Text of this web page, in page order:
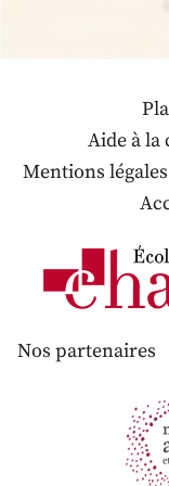
Aide à la
Mentions légales
Nos partenaires